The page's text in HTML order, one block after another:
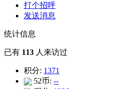
打个招呼
发送消息
统计信息
已有 113 人来访过
积分: 1371
52币: --